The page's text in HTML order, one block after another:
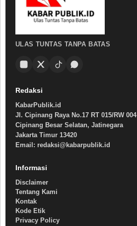
ULAS TUNTAS TANPA BATAS
Redaksi
KabarPublik.id
Jl. Cipinang Raya No.17 RT 015/RW 004
Cipinang Besar Selatan, Jatinegara
Jakarta Timur 13420
Email: redaksi@kabarpublik.id
Informasi
Disclaimer
Tentang Kami
Kontak
Kode Etik
Privacy Policy